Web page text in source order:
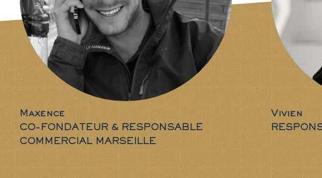
Maxence
CO-FONDATEUR & RESPONSABLE
COMMERCIAL MARSEILLE
Vivien